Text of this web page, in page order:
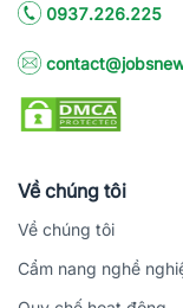
0937.226.225
Về chúng tôi
Về chúng tôi
Cẩm nang nghề